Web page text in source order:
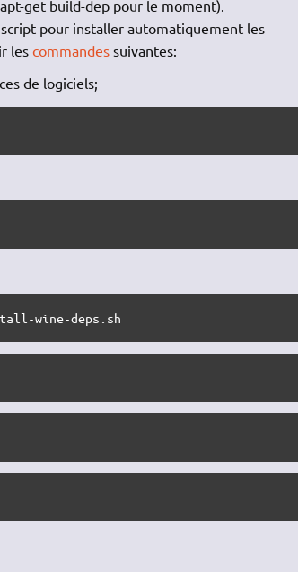
get build-dep pour le moment).
pour installer automatiquement les
lescommandes suivantes:
de logiciels;
wine-deps.sh